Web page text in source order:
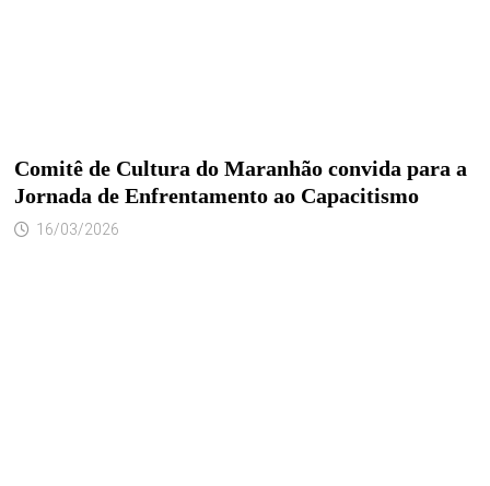
Comitê de Cultura do Maranhão convida para a
Jornada de Enfrentamento ao Capacitismo
16/03/2026